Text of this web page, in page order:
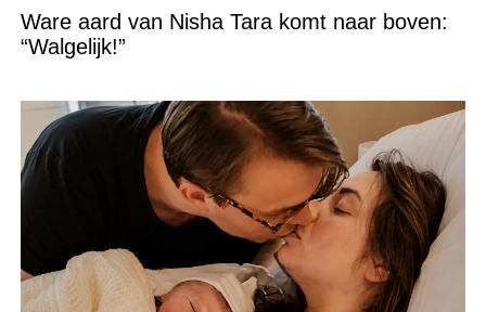
Ware aard van Nisha Tara komt naar boven:
“Walgelijk!”